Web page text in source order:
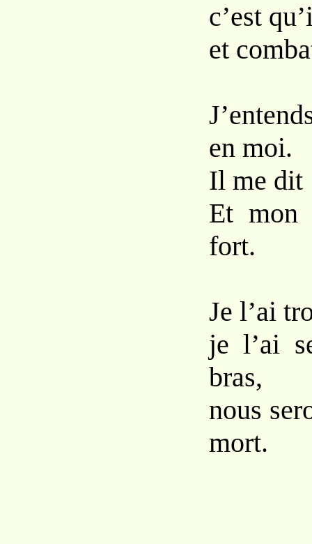
c’est
et
en moi.
Il me dit
Et mon
fort.
Je l’ai
je l’ai
bras,
nous
mort.